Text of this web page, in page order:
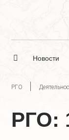
Новости
РГО
РГО: